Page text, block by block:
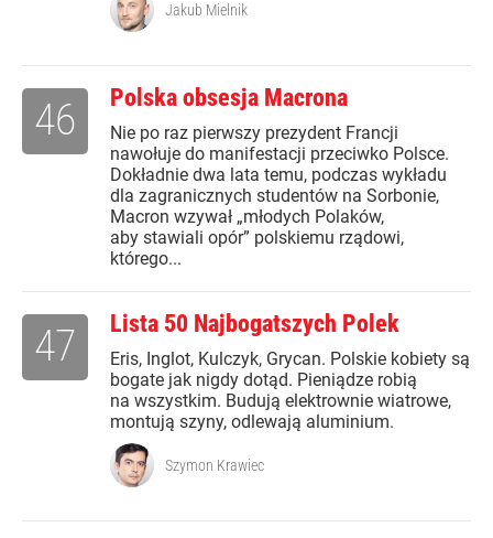
Jakub Mielnik
Polska obsesja Macrona
Nie po raz pierwszy prezydent Francji
nawołuje do manifestacji przeciwko Polsce.
Dokładnie dwa lata temu, podczas wykładu
dla zagranicznych studentów na Sorbonie,
Macron wzywał „młodych Polaków,
aby stawiali opór” polskiemu rządowi,
którego...
46
Lista 50 Najbogatszych Polek
Eris, Inglot, Kulczyk, Grycan. Polskie kobiety są
bogate jak nigdy dotąd. Pieniądze robią
na wszystkim. Budują elektrownie wiatrowe,
montują szyny, odlewają aluminium.
47
Szymon Krawiec